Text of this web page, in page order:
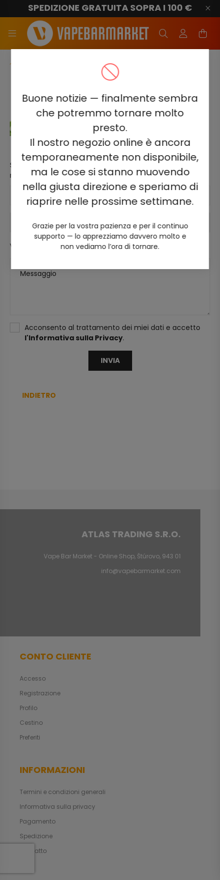
Buone notizie — finalmente sembra
che potremmo tornare molto
presto.
Il nostro negozio online è ancora
temporaneamente non disponibile,
ma le cose si stanno muovendo
nella giusta direzione e speriamo di
riaprire nelle prossime settimane.
Grazie per la vostra pazienza e per il continuo
supporto — lo apprezziamo davvero molto e
non vediamo l’ora di tornare.
SPEDIZIONE GRATUITA SOPRA I 100 €
PRODOTTO
ELF BAR 3600 - Sour Apple 5% - Ricaricabile
Solo i clienti registrati che hanno acquistato il prodotto
nell'ultimo 12 mese possono scrivere un'opinione.
Nome
Email
Valutazione:
Messaggio
Acconsento al trattamento dei miei dati e accetto
l'Informativa sulla Privacy.
INVIA
INDIETRO
ATLAS TRADING S.R.O.
Vape Bar Market - Online Shop, Štúrovo, 943 01
info@vapebarmarket.com
CONTO CLIENTE
Accesso
Registrazione
Profilo
Cestino
Preferiti
INFORMAZIONI
Termini e condizioni generali
Informativa sulla privacy
Pagamento
Spedizione
Contatto